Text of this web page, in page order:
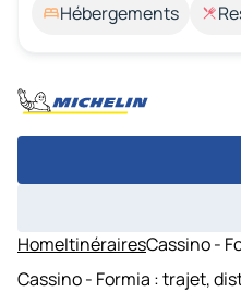
Hébergements
HomeItinérairesCassino -
Cassino - Formia : trajet,